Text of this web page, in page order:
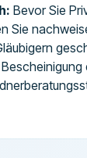
Bevor Sie
Sie